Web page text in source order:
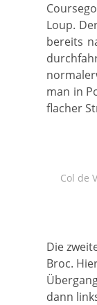
Loup.
bereits
man in
flacher
Col de
Die
Broc.
dann